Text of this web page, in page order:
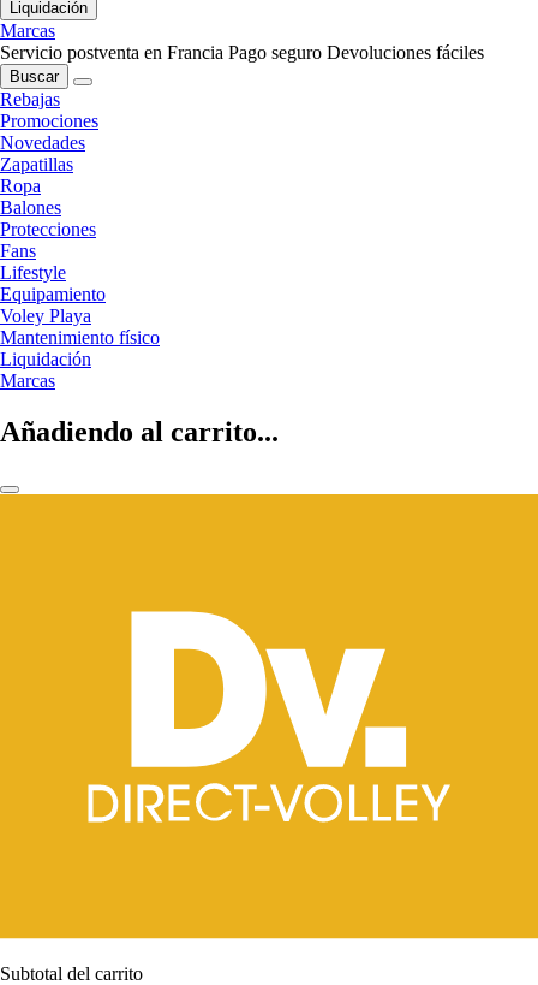
Liquidación
Marcas
Servicio postventa en Francia Pago seguro Devoluciones fáciles
Buscar
Rebajas
Promociones
Novedades
Zapatillas
Ropa
Balones
Protecciones
Fans
Lifestyle
Equipamiento
Voley Playa
Mantenimiento físico
Liquidación
Marcas
Añadiendo al carrito...
Subtotal del carrito